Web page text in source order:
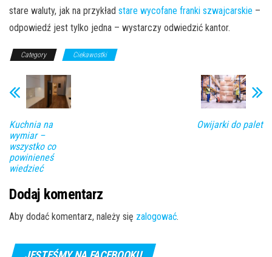
stare waluty, jak na przykład stare wycofane franki szwajcarskie –
odpowiedź jest tylko jedna – wystarczy odwiedzić kantor.
Category Ciekawostki
Kuchnia na
wymiar –
wszystko co
powinieneś
wiedzieć
Owijarki do palet
Dodaj komentarz
Aby dodać komentarz, należy się zalogować.